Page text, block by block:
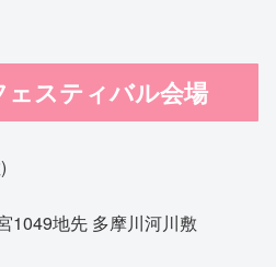
スティバル会場
1049地先 多摩川河川敷